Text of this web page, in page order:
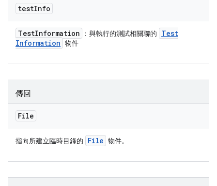
testInfo
TestInformation ：與執行的測試相關聯的
Test
Information 物件
傳回
File
指向所建立臨時目錄的 File 物件。